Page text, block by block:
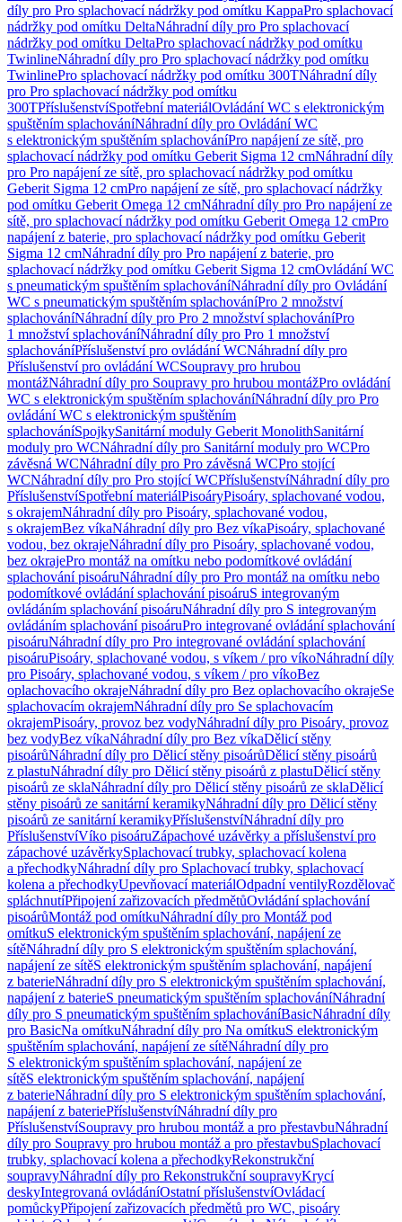
díly pro Pro splachovací nádržky pod omítku KappaPro splachovací
nádržky pod omítku DeltaNáhradní díly pro Pro splachovací
nádržky pod omítku DeltaPro splachovací nádržky pod omítku
TwinlineNáhradní díly pro Pro splachovací nádržky pod omítku
TwinlinePro splachovací nádržky pod omítku 300TNáhradní díly
pro Pro splachovací nádržky pod omítku
300TPříslušenstvíSpotřební materiálOvládání WC s elektronickým
spuštěním splachováníNáhradní díly pro Ovládání WC
s elektronickým spuštěním splachováníPro napájení ze sítě, pro
splachovací nádržky pod omítku Geberit Sigma 12 cmNáhradní díly
pro Pro napájení ze sítě, pro splachovací nádržky pod omítku
Geberit Sigma 12 cmPro napájení ze sítě, pro splachovací nádržky
pod omítku Geberit Omega 12 cmNáhradní díly pro Pro napájení ze
sítě, pro splachovací nádržky pod omítku Geberit Omega 12 cmPro
napájení z baterie, pro splachovací nádržky pod omítku Geberit
Sigma 12 cmNáhradní díly pro Pro napájení z baterie, pro
splachovací nádržky pod omítku Geberit Sigma 12 cmOvládání WC
s pneumatickým spuštěním splachováníNáhradní díly pro Ovládání
WC s pneumatickým spuštěním splachováníPro 2 množství
splachováníNáhradní díly pro Pro 2 množství splachováníPro
1 množství splachováníNáhradní díly pro Pro 1 množství
splachováníPříslušenství pro ovládání WCNáhradní díly pro
Příslušenství pro ovládání WCSoupravy pro hrubou
montážNáhradní díly pro Soupravy pro hrubou montážPro ovládání
WC s elektronickým spuštěním splachováníNáhradní díly pro Pro
ovládání WC s elektronickým spuštěním
splachováníSpojkySanitární moduly Geberit MonolithSanitární
moduly pro WCNáhradní díly pro Sanitární moduly pro WCPro
závěsná WCNáhradní díly pro Pro závěsná WCPro stojící
WCNáhradní díly pro Pro stojící WCPříslušenstvíNáhradní díly pro
PříslušenstvíSpotřební materiálPisoáryPisoáry, splachované vodou,
s okrajemNáhradní díly pro Pisoáry, splachované vodou,
s okrajemBez víkaNáhradní díly pro Bez víkaPisoáry, splachované
vodou, bez okrajeNáhradní díly pro Pisoáry, splachované vodou,
bez okrajePro montáž na omítku nebo podomítkové ovládání
splachování pisoáruNáhradní díly pro Pro montáž na omítku nebo
podomítkové ovládání splachování pisoáruS integrovaným
ovládáním splachování pisoáruNáhradní díly pro S integrovaným
ovládáním splachování pisoáruPro integrované ovládání splachování
pisoáruNáhradní díly pro Pro integrované ovládání splachování
pisoáruPisoáry, splachované vodou, s víkem / pro víkoNáhradní díly
pro Pisoáry, splachované vodou, s víkem / pro víkoBez
oplachovacího okrajeNáhradní díly pro Bez oplachovacího okrajeSe
splachovacím okrajemNáhradní díly pro Se splachovacím
okrajemPisoáry, provoz bez vodyNáhradní díly pro Pisoáry, provoz
bez vodyBez víkaNáhradní díly pro Bez víkaDělicí stěny
pisoárůNáhradní díly pro Dělicí stěny pisoárůDělicí stěny pisoárů
z plastuNáhradní díly pro Dělicí stěny pisoárů z plastuDělicí stěny
pisoárů ze sklaNáhradní díly pro Dělicí stěny pisoárů ze sklaDělicí
stěny pisoárů ze sanitární keramikyNáhradní díly pro Dělicí stěny
pisoárů ze sanitární keramikyPříslušenstvíNáhradní díly pro
PříslušenstvíVíko pisoáruZápachové uzávěrky a příslušenství pro
zápachové uzávěrkySplachovací trubky, splachovací kolena
a přechodkyNáhradní díly pro Splachovací trubky, splachovací
kolena a přechodkyUpevňovací materiálOdpadní ventilyRozdělovač
spláchnutíPřipojení zařizovacích předmětůOvládání splachování
pisoárůMontáž pod omítkuNáhradní díly pro Montáž pod
omítkuS elektronickým spuštěním splachování, napájení ze
sítěNáhradní díly pro S elektronickým spuštěním splachování,
napájení ze sítěS elektronickým spuštěním splachování, napájení
z baterieNáhradní díly pro S elektronickým spuštěním splachování,
napájení z baterieS pneumatickým spuštěním splachováníNáhradní
díly pro S pneumatickým spuštěním splachováníBasicNáhradní díly
pro BasicNa omítkuNáhradní díly pro Na omítkuS elektronickým
spuštěním splachování, napájení ze sítěNáhradní díly pro
S elektronickým spuštěním splachování, napájení ze
sítěS elektronickým spuštěním splachování, napájení
z baterieNáhradní díly pro S elektronickým spuštěním splachování,
napájení z bateriePříslušenstvíNáhradní díly pro
PříslušenstvíSoupravy pro hrubou montáž a pro přestavbuNáhradní
díly pro Soupravy pro hrubou montáž a pro přestavbuSplachovací
trubky, splachovací kolena a přechodkyRekonstrukční
soupravyNáhradní díly pro Rekonstrukční soupravyKrycí
deskyIntegrovaná ovládáníOstatní příslušenstvíOvládací
pomůckyPřipojení zařizovacích předmětů pro WC, pisoáry